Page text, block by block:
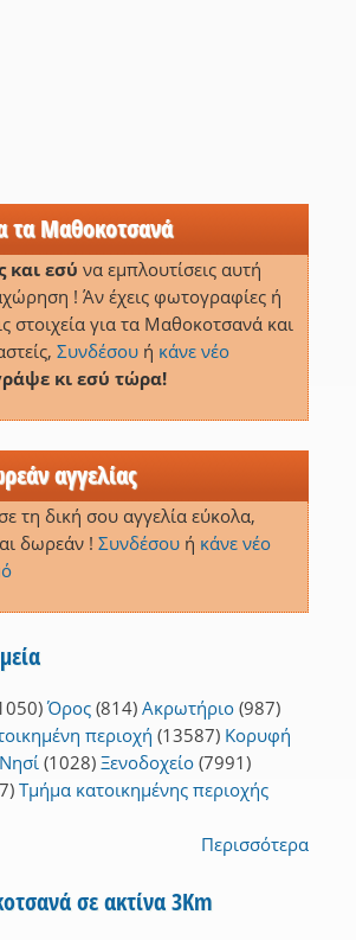
τα Μαθοκοτσανά
και εσύ να εμπλουτίσεις αυτή
! Άν έχεις φωτογραφίες ή
στοιχεία για τα Μαθοκοτσανά και
Συνδέσουή κάνε νέο
κι εσύ τώρα!
αγγελίας
τη δική σου αγγελία εύκολα,
δωρεάν ! Συνδέσουή κάνε νέο
Όρος (814) Ακρωτήριο (987)
περιοχή (13587) Κορυφή
Νησί (1028) Ξενοδοχείο (7991)
Τμήμα κατοικημένης περιοχής
Περισσότερα
σε ακτίνα 3Km